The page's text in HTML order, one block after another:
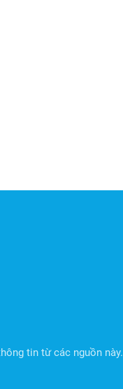
tin từ các nguồn này.